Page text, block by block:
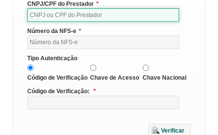
CNPJ/CPF do Prestador *
Número da NFS-e *
Tipo Autenticação
Código de Verificação Chave de Acesso Chave Nacional
Código de Verificação:
*
Verificar